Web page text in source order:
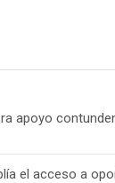
apoyo
el acceso a